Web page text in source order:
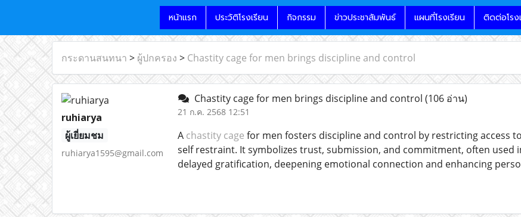
หน้าแรก ประวัติโรงเรียน กิจกรรม ข่าวประชาสัมพันธ์ แผนที่โรงเรียน ติดต่อโรง
กระดานสนทนา > ผู้ปกครอง > Chastity cage for men brings discipline and control
ruhiarya
ผู้เยี่ยมชม
ruhiarya1595@gmail.com
Chastity cage for men brings discipline and control (106 อ่าน)
21 ก.ค. 2568 12:51
A chastity cage for men fosters discipline and control by restricting access
self restraint. It symbolizes trust, submission, and commitment, often used
delayed gratification, deepening emotional connection and enhancing